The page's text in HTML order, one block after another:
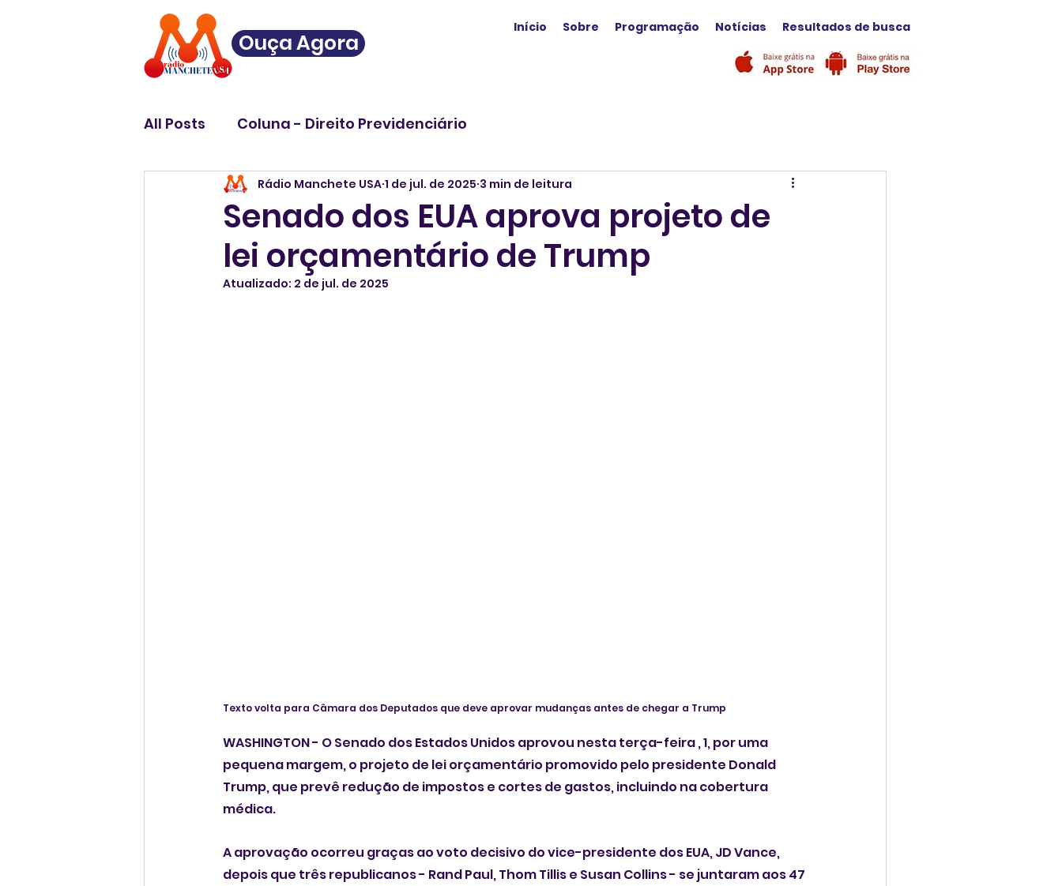
Ouça Agora
Início Sobre Programação Notícias Resultados de busca
All Posts Coluna - Direito Previdenciário
Senado dos EUA aprova projeto de
lei orçamentário de Trump
Rádio Manchete USA 1 de jul. de 2025 3 min de leitura
Atualizado: 2 de jul. de 2025
Texto volta para Câmara dos Deputados que deve aprovar mudanças antes de chegar a Trump
WASHINGTON - O Senado dos Estados Unidos aprovou nesta terça-feira , 1, por uma
pequena margem, o projeto de lei orçamentário promovido pelo presidente Donald
Trump, que prevê redução de impostos e cortes de gastos, incluindo na cobertura
médica.
A aprovação ocorreu graças ao voto decisivo do vice-presidente dos EUA, JD Vance,
depois que três republicanos - Rand Paul, Thom Tillis e Susan Collins - se juntaram aos 47